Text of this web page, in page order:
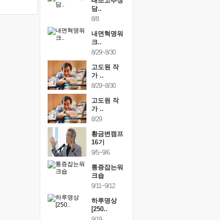
담..
8/8
내면혁명워
크..
8/29~8/30
고도원 작
가 ..
8/29~8/30
고도원 작
가 ..
8/29
황금변캠프
16기
9/5~9/6
통증잡는워
크숍
9/11~9/12
하루명상
[250..